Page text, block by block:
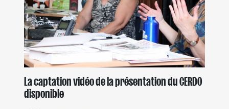
La captation vidéo de la présentation du CERDO
disponible